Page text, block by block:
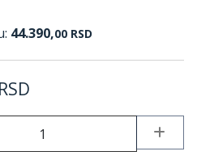
44.390,00 RSD
RSD